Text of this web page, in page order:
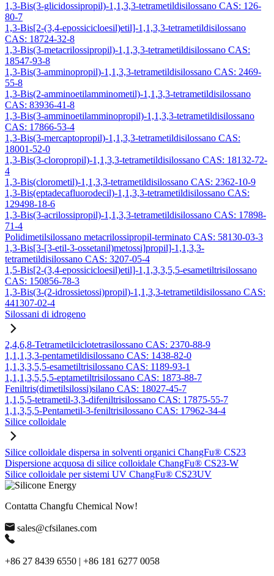
1,3-Bis(3-glicidossipropil)-1,1,3,3-tetrametildisilossano CAS: 126-
80-7
1,3-Bis[2-(3,4-epossicicloesil)etil]-1,1,3,3-tetrametildisilossano
CAS: 18724-32-8
1,3-Bis(3-metacrilossipropil)-1,1,3,3-tetrametildisilossano CAS:
18547-93-8
1,3-Bis(3-amminopropil)-1,1,3,3-tetrametildisilossano CAS: 2469-
55-8
1,3-Bis(2-amminoetilamminometil)-1,1,3,3-tetrametildisilossano
CAS: 83936-41-8
1,3-Bis(3-amminoetilamminopropil)-1,1,3,3-tetrametildisilossano
CAS: 17866-53-4
1,3-Bis(3-mercaptopropil)-1,1,3,3-tetrametildisilossano CAS:
18001-52-0
1,3-Bis(3-cloropropil)-1,1,3,3-tetrametildisilossano CAS: 18132-72-
4
1,3-Bis(clorometil)-1,1,3,3-tetrametildisilossano CAS: 2362-10-9
1,3-Bis(eptadecafluorodecil)-1,1,3,3-tetrametildisilossano CAS:
129498-18-6
1,3-Bis(3-acrilossipropil)-1,1,3,3-tetrametildisilossano CAS: 17898-
71-4
Polidimetilsilossano metacrilossipropil-terminato CAS: 58130-03-3
1,3-Bis[3-[3-etil-3-ossetanil)metossi]propil]-1,1,3,3-
tetrametildisilossano CAS: 3207-05-4
1,5-Bis[2-(3,4-epossicicloesil)etil]-1,1,3,3,5,5-esametiltrisilossano
CAS: 150856-78-3
1,3-Bis(3-(2-idrossietossi)propil)-1,1,3,3-tetrametildisilossano CAS:
441307-02-4
Silossani di idrogeno
2,4,6,8-Tetrametilciclotetrasilossano CAS: 2370-88-9
1,1,1,3,3-pentametildisilossano CAS: 1438-82-0
1,1,3,3,5,5-esametiltrisilossano CAS: 1189-93-1
1,1,1,3,5,5,5-eptametiltrisilossano CAS: 1873-88-7
Feniltris(dimetilsilossi)silano CAS: 18027-45-7
1,1,5,5-tetrametil-3,3-difeniltrisilossano CAS: 17875-55-7
1,1,3,5,5-Pentametil-3-feniltrisilossano CAS: 17962-34-4
Silice colloidale
Silice colloidale dispersa in solventi organici ChangFu® CS23
Dispersione acquosa di silice colloidale ChangFu® CS23-W
Silice colloidale per sistemi UV ChangFu® CS23UV
Contatta Changfu Chemical Now!
sales@cfsilanes.com
+86 27 8439 6550 | +86 181 6277 0058